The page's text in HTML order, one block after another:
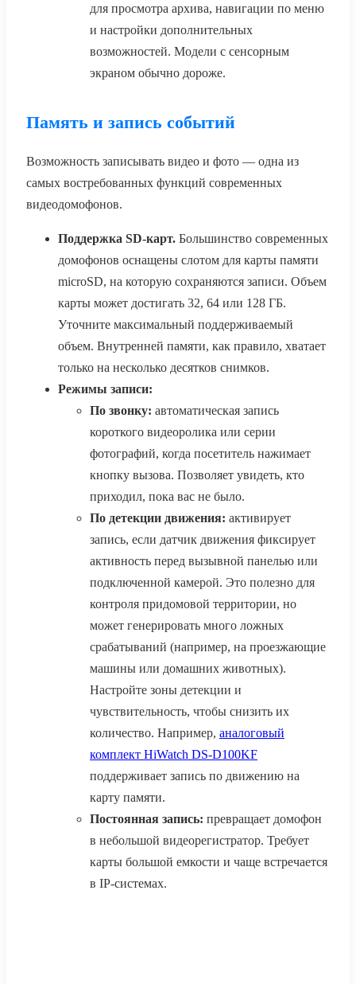
для просмотра архива, навигации по меню
и настройки дополнительных
возможностей. Модели с сенсорным
экраном обычно дороже.
Память и запись событий
Возможность записывать видео и фото — одна из
самых востребованных функций современных
видеодомофонов.
Поддержка SD-карт. Большинство современных
домофонов оснащены слотом для карты памяти
microSD, на которую сохраняются записи. Объем
карты может достигать 32, 64 или 128 ГБ.
Уточните максимальный поддерживаемый
объем. Внутренней памяти, как правило, хватает
только на несколько десятков снимков.
Режимы записи:
По звонку: автоматическая запись
короткого видеоролика или серии
фотографий, когда посетитель нажимает
кнопку вызова. Позволяет увидеть, кто
приходил, пока вас не было.
По детекции движения: активирует
запись, если датчик движения фиксирует
активность перед вызывной панелью или
подключенной камерой. Это полезно для
контроля придомовой территории, но
может генерировать много ложных
срабатываний (например, на проезжающие
машины или домашних животных).
Настройте зоны детекции и
чувствительность, чтобы снизить их
количество. Например, аналоговый
комплект HiWatch DS-D100KF
поддерживает запись по движению на
карту памяти.
Постоянная запись: превращает домофон
в небольшой видеорегистратор. Требует
карты большой емкости и чаще встречается
в IP-системах.